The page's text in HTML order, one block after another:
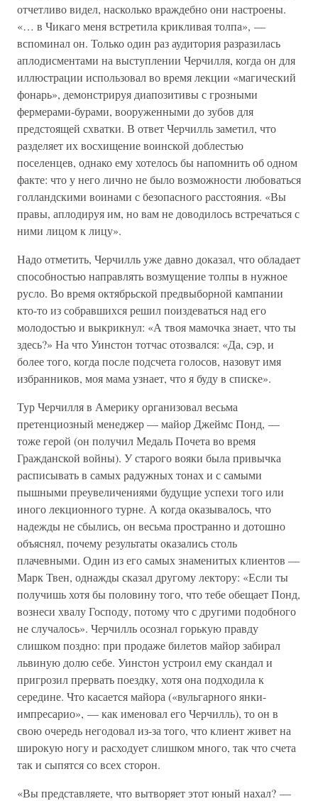
отчетливо видел, насколько враждебно они настроены.
«… в Чикаго меня встретила крикливая толпа», —
вспоминал он. Только один раз аудитория разразилась
аплодисментами на выступлении Черчилля, когда он для
иллюстрации использовал во время лекции «магический
фонарь», демонстрируя диапозитивы с грозными
фермерами-бурами, вооруженными до зубов для
предстоящей схватки. В ответ Черчилль заметил, что
разделяет их восхищение воинской доблестью
поселенцев, однако ему хотелось бы напомнить об одном
факте: что у него лично не было возможности любоваться
голландскими воинами с безопасного расстояния. «Вы
правы, аплодируя им, но вам не доводилось встречаться с
ними лицом к лицу».
Надо отметить, Черчилль уже давно доказал, что обладает
способностью направлять возмущение толпы в нужное
русло. Во время октябрьской предвыборной кампании
кто-то из собравшихся решил поиздеваться над его
молодостью и выкрикнул: «А твоя мамочка знает, что ты
здесь?» На что Уинстон тотчас отозвался: «Да, сэр, и
более того, когда после подсчета голосов, назовут имя
избранников, моя мама узнает, что я буду в списке».
Тур Черчилля в Америку организовал весьма
претенциозный менеджер — майор Джеймс Понд, —
тоже герой (он получил Медаль Почета во время
Гражданской войны). У старого вояки была привычка
расписывать в самых радужных тонах и с самыми
пышными преувеличениями будущие успехи того или
иного лекционного турне. А когда оказывалось, что
надежды не сбылись, он весьма пространно и дотошно
объяснял, почему результаты оказались столь
плачевными. Один из его самых знаменитых клиентов —
Марк Твен, однажды сказал другому лектору: «Если ты
получишь хотя бы половину того, что тебе обещает Понд,
вознеси хвалу Господу, потому что с другими подобного
не случалось». Черчилль осознал горькую правду
слишком поздно: при продаже билетов майор забирал
львиную долю себе. Уинстон устроил ему скандал и
пригрозил прервать поездку, хотя она подходила к
середине. Что касается майора («вульгарного янки-
импресарио», — как именовал его Черчилль), то он в
свою очередь негодовал из-за того, что клиент живет на
широкую ногу и расходует слишком много, так что счета
так и сыпятся со всех сторон.
«Вы представляете, что вытворяет этот юный нахал? —